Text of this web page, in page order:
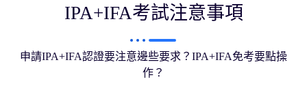
IPA+IFA考試注意事項
申請IPA+IFA認證要注意邊些要求？IPA+IFA免考要點操
作？